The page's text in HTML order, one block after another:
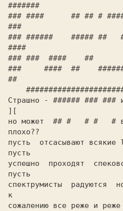
#######
### ####      ## ## #
###
### ######    ##### ##
####
### ###  ####    ##
###     ####  ##
##
Страшно - ###### ### ###
][
но может  ## #   # #   #
плохо??
пусть  отсасывают
пусть
успешно  проходят
пусть
спектрумисты  радуются
к
сожалению все реже и реже